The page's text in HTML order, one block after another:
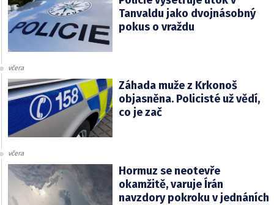
Tanvaldu jako dvojnásobný
pokus o vraždu
včera
Záhada muže z Krkonoš
objasněna. Policisté už vědí,
co je zač
včera
Hormuz se neotevře
okamžitě, varuje Írán
navzdory pokroku v jednáních